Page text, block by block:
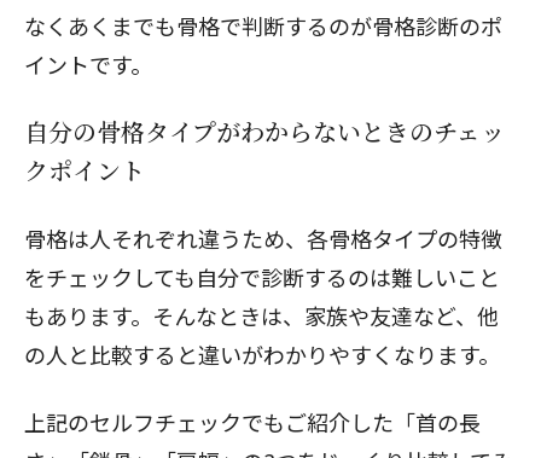
なくあくまでも骨格で判断するのが骨格診断のポ
イントです。
自分の骨格タイプがわからないときのチェッ
クポイント
骨格は人それぞれ違うため、各骨格タイプの特徴
をチェックしても自分で診断するのは難しいこと
もあります。そんなときは、家族や友達など、他
の人と比較すると違いがわかりやすくなります。
上記のセルフチェックでもご紹介した「首の長